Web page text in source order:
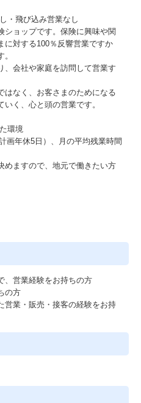
・飛び込み営業なし
ショップです。保険に興味や関
に対する100％反響営業ですか
、会社や家庭を訪問して営業す
はなく、お客さまのためになる
く、心と頭の営業です。
環境
画年休5日）、月の平均残業時間
めますので、地元で働きたい方
、営業経験をお持ちの方
の方
営業・販売・接客の経験をお持